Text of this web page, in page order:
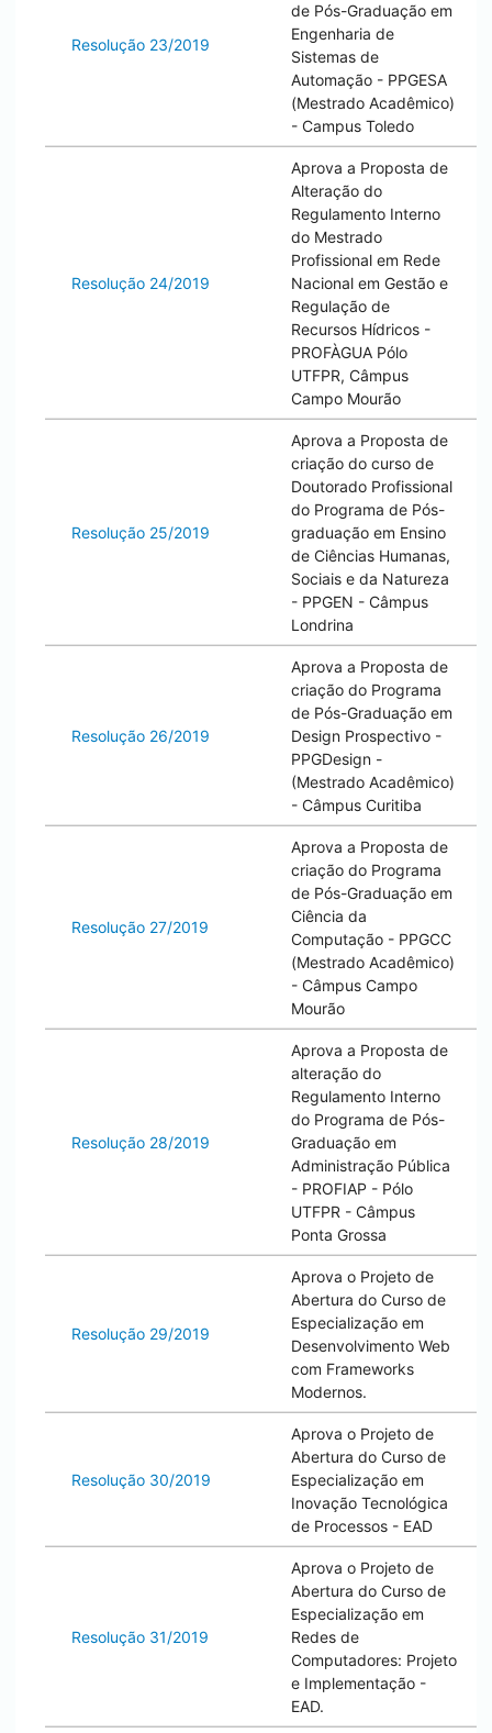
Resolução 23/2019
de Pós-Graduação em
Engenharia de
Sistemas de
Automação - PPGESA
(Mestrado Acadêmico)
- Campus Toledo
Resolução 24/2019
Aprova a Proposta de
Alteração do
Regulamento Interno
do Mestrado
Profissional em Rede
Nacional em Gestão e
Regulação de
Recursos Hídricos -
PROFÀGUA Pólo
UTFPR, Câmpus
Campo Mourão
Resolução 25/2019
Aprova a Proposta de
criação do curso de
Doutorado Profissional
do Programa de Pós-
graduação em Ensino
de Ciências Humanas,
Sociais e da Natureza
- PPGEN - Câmpus
Londrina
Resolução 26/2019
Aprova a Proposta de
criação do Programa
de Pós-Graduação em
Design Prospectivo -
PPGDesign -
(Mestrado Acadêmico)
- Câmpus Curitiba
Resolução 27/2019
Aprova a Proposta de
criação do Programa
de Pós-Graduação em
Ciência da
Computação - PPGCC
(Mestrado Acadêmico)
- Câmpus Campo
Mourão
Resolução 28/2019
Aprova a Proposta de
alteração do
Regulamento Interno
do Programa de Pós-
Graduação em
Administração Pública
- PROFIAP - Pólo
UTFPR - Câmpus
Ponta Grossa
Resolução 29/2019
Aprova o Projeto de
Abertura do Curso de
Especialização em
Desenvolvimento Web
com Frameworks
Modernos.
Resolução 30/2019
Aprova o Projeto de
Abertura do Curso de
Especialização em
Inovação Tecnológica
de Processos - EAD
Resolução 31/2019
Aprova o Projeto de
Abertura do Curso de
Especialização em
Redes de
Computadores: Projeto
e Implementação -
EAD.